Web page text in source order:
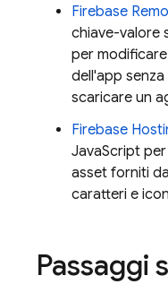
Firebase
chiave-valore
per
dell'app
scaricare un
Firebase
JavaScript
asset forniti
caratteri e
Passaggi